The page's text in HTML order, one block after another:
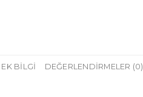
EK BILGI DEĞERLENDIRMELER (0)